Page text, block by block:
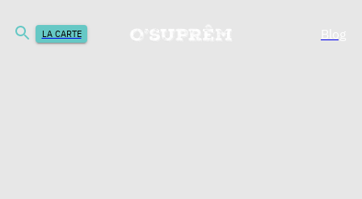
LA CARTE Blog